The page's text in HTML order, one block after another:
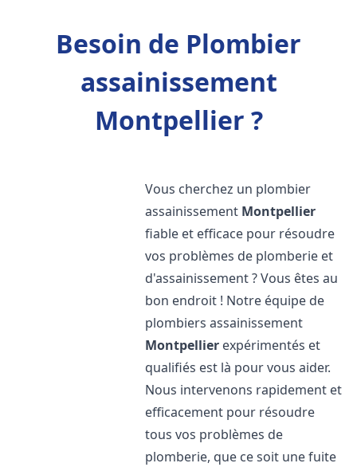
Besoin de Plombier
assainissement
Montpellier ?
Vous cherchez un plombier
assainissement Montpellier
fiable et efficace pour résoudre
vos problèmes de plomberie et
d'assainissement ? Vous êtes au
bon endroit ! Notre équipe de
plombiers assainissement
Montpellier expérimentés et
qualifiés est là pour vous aider.
Nous intervenons rapidement et
efficacement pour résoudre
tous vos problèmes de
plomberie, que ce soit une fuite